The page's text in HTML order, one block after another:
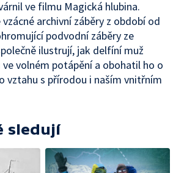
ve filmu Magická hlubina.
archivní záběry z období od
podvodní záběry ze
ilustrují, jak delfíní muž
volném potápění a obohatil ho o
vztahu s přírodou i naším vnitřním
sledují